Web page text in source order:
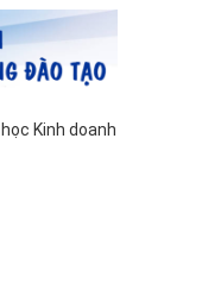
Kinh doanh